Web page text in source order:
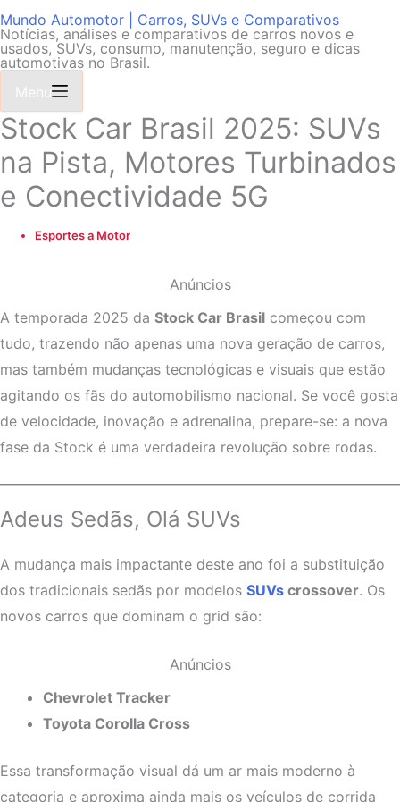
Mundo Automotor | Carros, SUVs e Comparativos
Notícias, análises e comparativos de carros novos e
usados, SUVs, consumo, manutenção, seguro e dicas
automotivas no Brasil.
Menu
Stock Car Brasil 2025: SUVs
na Pista, Motores Turbinados
e Conectividade 5G
Esportes a Motor
Anúncios
A temporada 2025 da Stock Car Brasil começou com
tudo, trazendo não apenas uma nova geração de carros,
mas também mudanças tecnológicas e visuais que estão
agitando os fãs do automobilismo nacional. Se você gosta
de velocidade, inovação e adrenalina, prepare-se: a nova
fase da Stock é uma verdadeira revolução sobre rodas.
Adeus Sedãs, Olá SUVs
A mudança mais impactante deste ano foi a substituição
dos tradicionais sedãs por modelos SUVs crossover. Os
novos carros que dominam o grid são:
Anúncios
Chevrolet Tracker
Toyota Corolla Cross
Essa transformação visual dá um ar mais moderno à
categoria e aproxima ainda mais os veículos de corrida